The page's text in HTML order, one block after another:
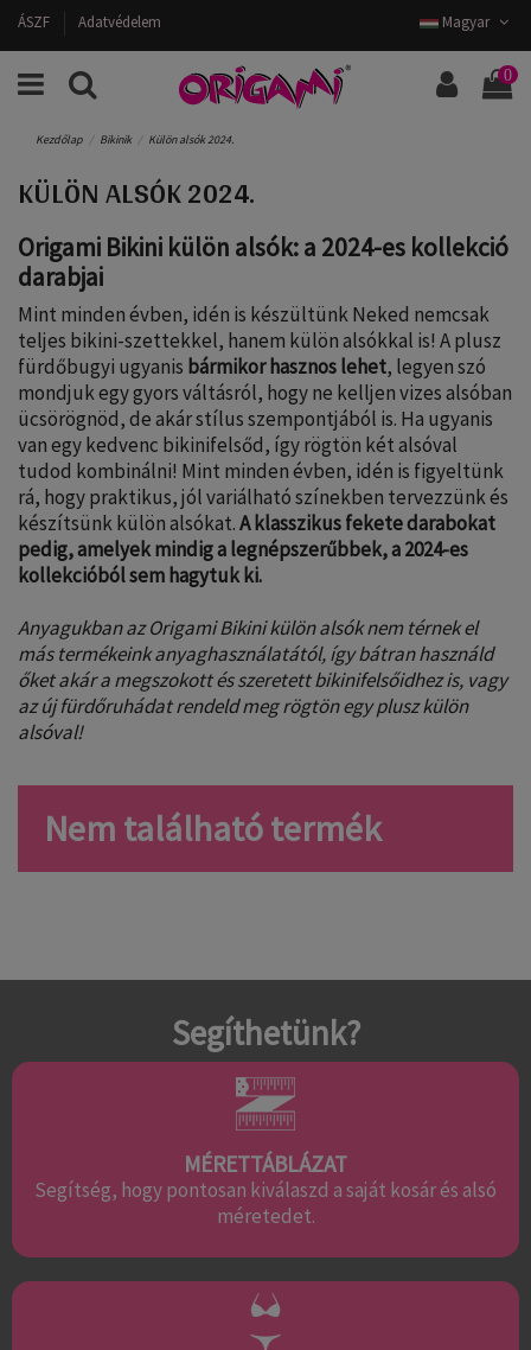
ÁSZF Adatvédelem Magyar
0
Kezdőlap Bikinik Külön alsók 2024.
KÜLÖN ALSÓK 2024.
Origami Bikini külön alsók: a 2024-es kollekció
darabjai
Mint minden évben, idén is készültünk Neked nemcsak
teljes bikini-szettekkel, hanem külön alsókkal is! A plusz
fürdőbugyi ugyanis bármikor hasznos lehet, legyen szó
mondjuk egy gyors váltásról, hogy ne kelljen vizes alsóban
ücsörögnöd, de akár stílus szempontjából is. Ha ugyanis
van egy kedvenc bikinifelsőd, így rögtön két alsóval
tudod kombinálni! Mint minden évben, idén is figyeltünk
rá, hogy praktikus, jól variálható színekben tervezzünk és
készítsünk külön alsókat.A klasszikus fekete darabokat
pedig, amelyek mindig a legnépszerűbbek, a 2024-es
kollekcióból sem hagytuk ki.
Anyagukban az Origami Bikini külön alsók nem térnek el
más termékeink anyaghasználatától, így bátran használd
őket akár a megszokott és szeretett bikinifelsőidhez is, vagy
az új fürdőruhádat rendeld meg rögtön egy plusz külön
alsóval!
Nem található termék
Segíthetünk?
MÉRETTÁBLÁZAT
Segítség, hogy pontosan kiválaszd a saját kosár és alsó
méretedet.